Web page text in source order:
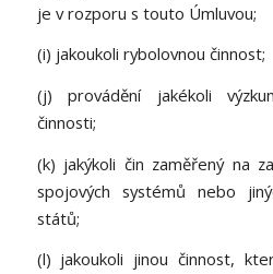
je v rozporu s touto Úmluvou;
(i) jakoukoli rybolovnou činnost;
(j) provádění jakékoli
činnosti;
(k) jakýkoli čin zaměřený na
spojových systémů nebo
států;
(l) jakoukoli jinou činnost,